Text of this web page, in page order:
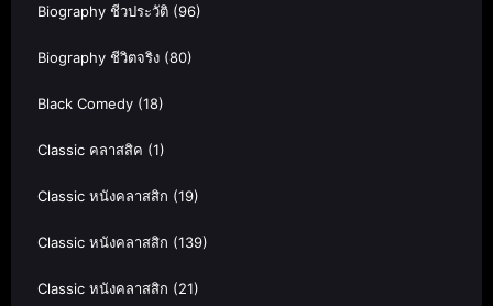
Biography ชีวประวัติ (96)
Biography ชีวิตจริง (80)
Black Comedy (18)
Classic คลาสสิค (1)
Classic หนังคลาสสิก (19)
Classic หนังคลาสสิก (139)
Classic หนังคลาสสิก (21)